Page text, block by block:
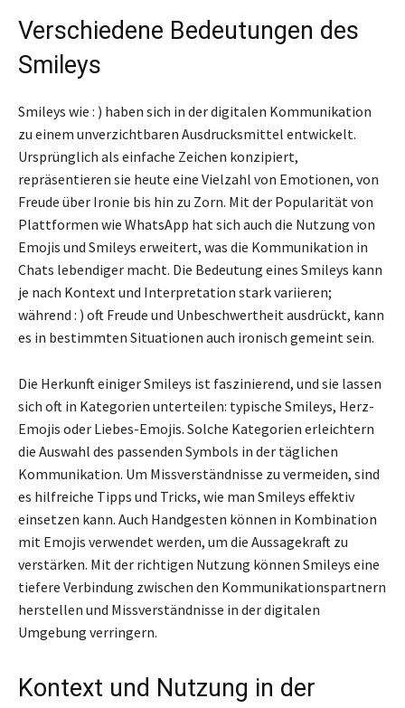
Verschiedene Bedeutungen des
Smileys
Smileys wie : ) haben sich in der digitalen Kommunikation
zu einem unverzichtbaren Ausdrucksmittel entwickelt.
Ursprünglich als einfache Zeichen konzipiert,
repräsentieren sie heute eine Vielzahl von Emotionen, von
Freude über Ironie bis hin zu Zorn. Mit der Popularität von
Plattformen wie WhatsApp hat sich auch die Nutzung von
Emojis und Smileys erweitert, was die Kommunikation in
Chats lebendiger macht. Die Bedeutung eines Smileys kann
je nach Kontext und Interpretation stark variieren;
während : ) oft Freude und Unbeschwertheit ausdrückt, kann
es in bestimmten Situationen auch ironisch gemeint sein.
Die Herkunft einiger Smileys ist faszinierend, und sie lassen
sich oft in Kategorien unterteilen: typische Smileys, Herz-
Emojis oder Liebes-Emojis. Solche Kategorien erleichtern
die Auswahl des passenden Symbols in der täglichen
Kommunikation. Um Missverständnisse zu vermeiden, sind
es hilfreiche Tipps und Tricks, wie man Smileys effektiv
einsetzen kann. Auch Handgesten können in Kombination
mit Emojis verwendet werden, um die Aussagekraft zu
verstärken. Mit der richtigen Nutzung können Smileys eine
tiefere Verbindung zwischen den Kommunikationspartnern
herstellen und Missverständnisse in der digitalen
Umgebung verringern.
Kontext und Nutzung in der